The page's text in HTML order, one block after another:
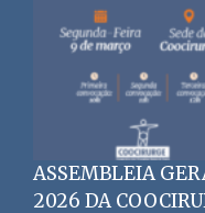
ASSEMBLEIA
2026 DA